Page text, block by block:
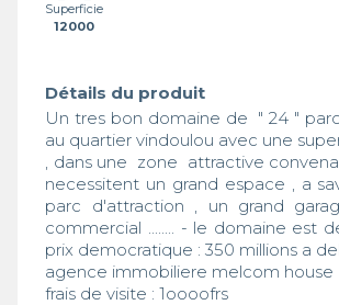
Superficie
12000
Détails du produit
Un tres bon domaine de  " 24 "
au quartier vindoulou avec une
, dans une  zone  attractive
necessitent un grand espace , a
parc d'attraction , un grand
commercial ........ - le domaine est
prix democratique : 350 millions a
agence immobiliere melcom house
frais de visite : 1oooofrs